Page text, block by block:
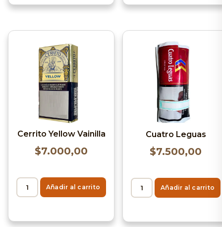
Cerrito Yellow Vainilla
$7.000,00
Añadir al carrito
Cuatro Leguas
$7.500,00
Añadir al carrito